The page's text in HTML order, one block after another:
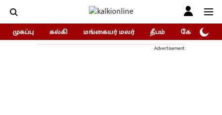
முகப்பு கல்கி மங்கையர் மலர் தீபம் கோகுலம்/
Advertisement